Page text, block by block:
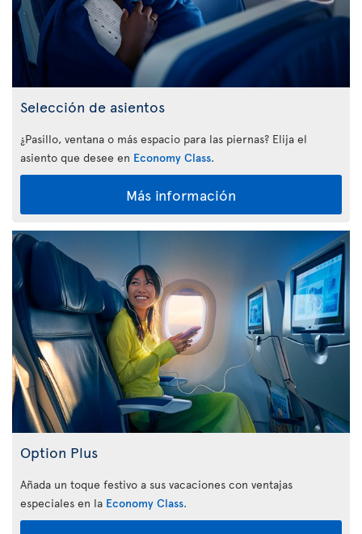
Selección de asientos
¿Pasillo, ventana o más espacio para las piernas? Elija el
asiento que desee en Economy Class.
Más información
Option Plus
Añada un toque festivo a sus vacaciones con ventajas
especiales en la Economy Class.